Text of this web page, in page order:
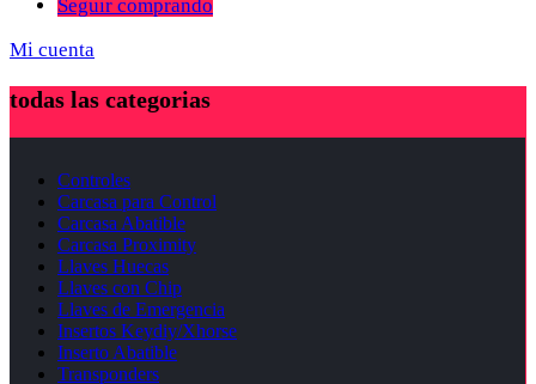
Seguir comprando
Mi cuenta
todas las categorias
Controles
Carcasa para Control
Carcasa Abatible
Carcasa Proximity
Llaves Huecas
Llaves con Chip
Llaves de Emergencia
Insertos Keydiy/Xhorse
Inserto Abatible
Transponders